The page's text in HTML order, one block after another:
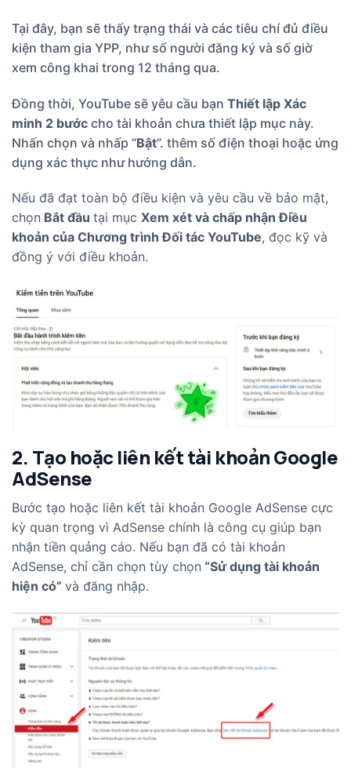
Tại đây, bạn sẽ thấy trạng thái và các tiêu chí đủ điều
kiện tham gia YPP, như số người đăng ký và số giờ
xem công khai trong 12 tháng qua.
Đồng thời, YouTube sẽ yêu cầu bạn Thiết lập Xác
minh 2 bước cho tài khoản chưa thiết lập mục này.
Nhấn chọn và nhấp “Bật”. thêm số điện thoại hoặc ứng
dụng xác thực như hướng dẫn.
Nếu đã đạt toàn bộ điều kiện và yêu cầu về bảo mật,
chọn Bắt đầu tại mục Xem xét và chấp nhận Điều
khoản của Chương trình Đối tác YouTube, đọc kỹ và
đồng ý với điều khoản.
2. Tạo hoặc liên kết tài khoản Google
AdSense
Bước tạo hoặc liên kết tài khoản Google AdSense cực
kỳ quan trọng vì AdSense chính là công cụ giúp bạn
nhận tiền quảng cáo. Nếu bạn đã có tài khoản
AdSense, chỉ cần chọn tùy chọn “Sử dụng tài khoản
hiện có” và đăng nhập.